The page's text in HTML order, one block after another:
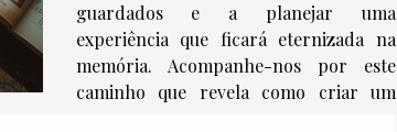
guardados e a planejar uma
experiência que ficará eternizada na
memória. Acompanhe-nos por este
caminho que revela como criar um